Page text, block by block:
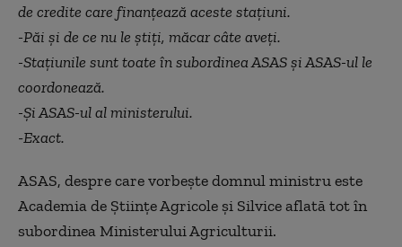
de credite care finanțează aceste stațiuni.
-Păi și de ce nu le știți, măcar câte aveți.
-Stațiunile sunt toate în subordinea ASAS și ASAS-ul le
coordonează.
-Și ASAS-ul al ministerului.
-Exact.
ASAS, despre care vorbește domnul ministru este
Academia de Științe Agricole și Silvice aflată tot în
subordinea Ministerului Agriculturii.